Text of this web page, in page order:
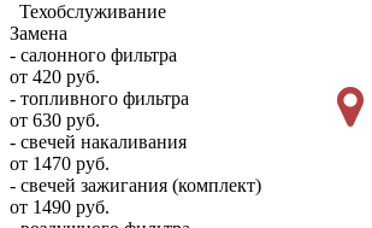
Техобслуживание
Замена
- салонного фильтра
от 420 руб.
- топливного фильтра
от 630 руб.
- свечей накаливания
от 1470 руб.
- свечей зажигания (комплект)
от 1490 руб.